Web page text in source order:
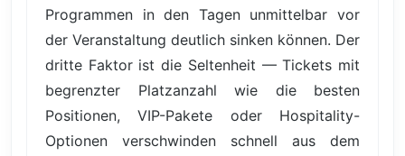
Programmen in den Tagen unmittelbar vor
der Veranstaltung deutlich sinken können. Der
dritte Faktor ist die Seltenheit — Tickets mit
begrenzter Platzanzahl wie die besten
Positionen, VIP-Pakete oder Hospitality-
Optionen verschwinden schnell aus dem